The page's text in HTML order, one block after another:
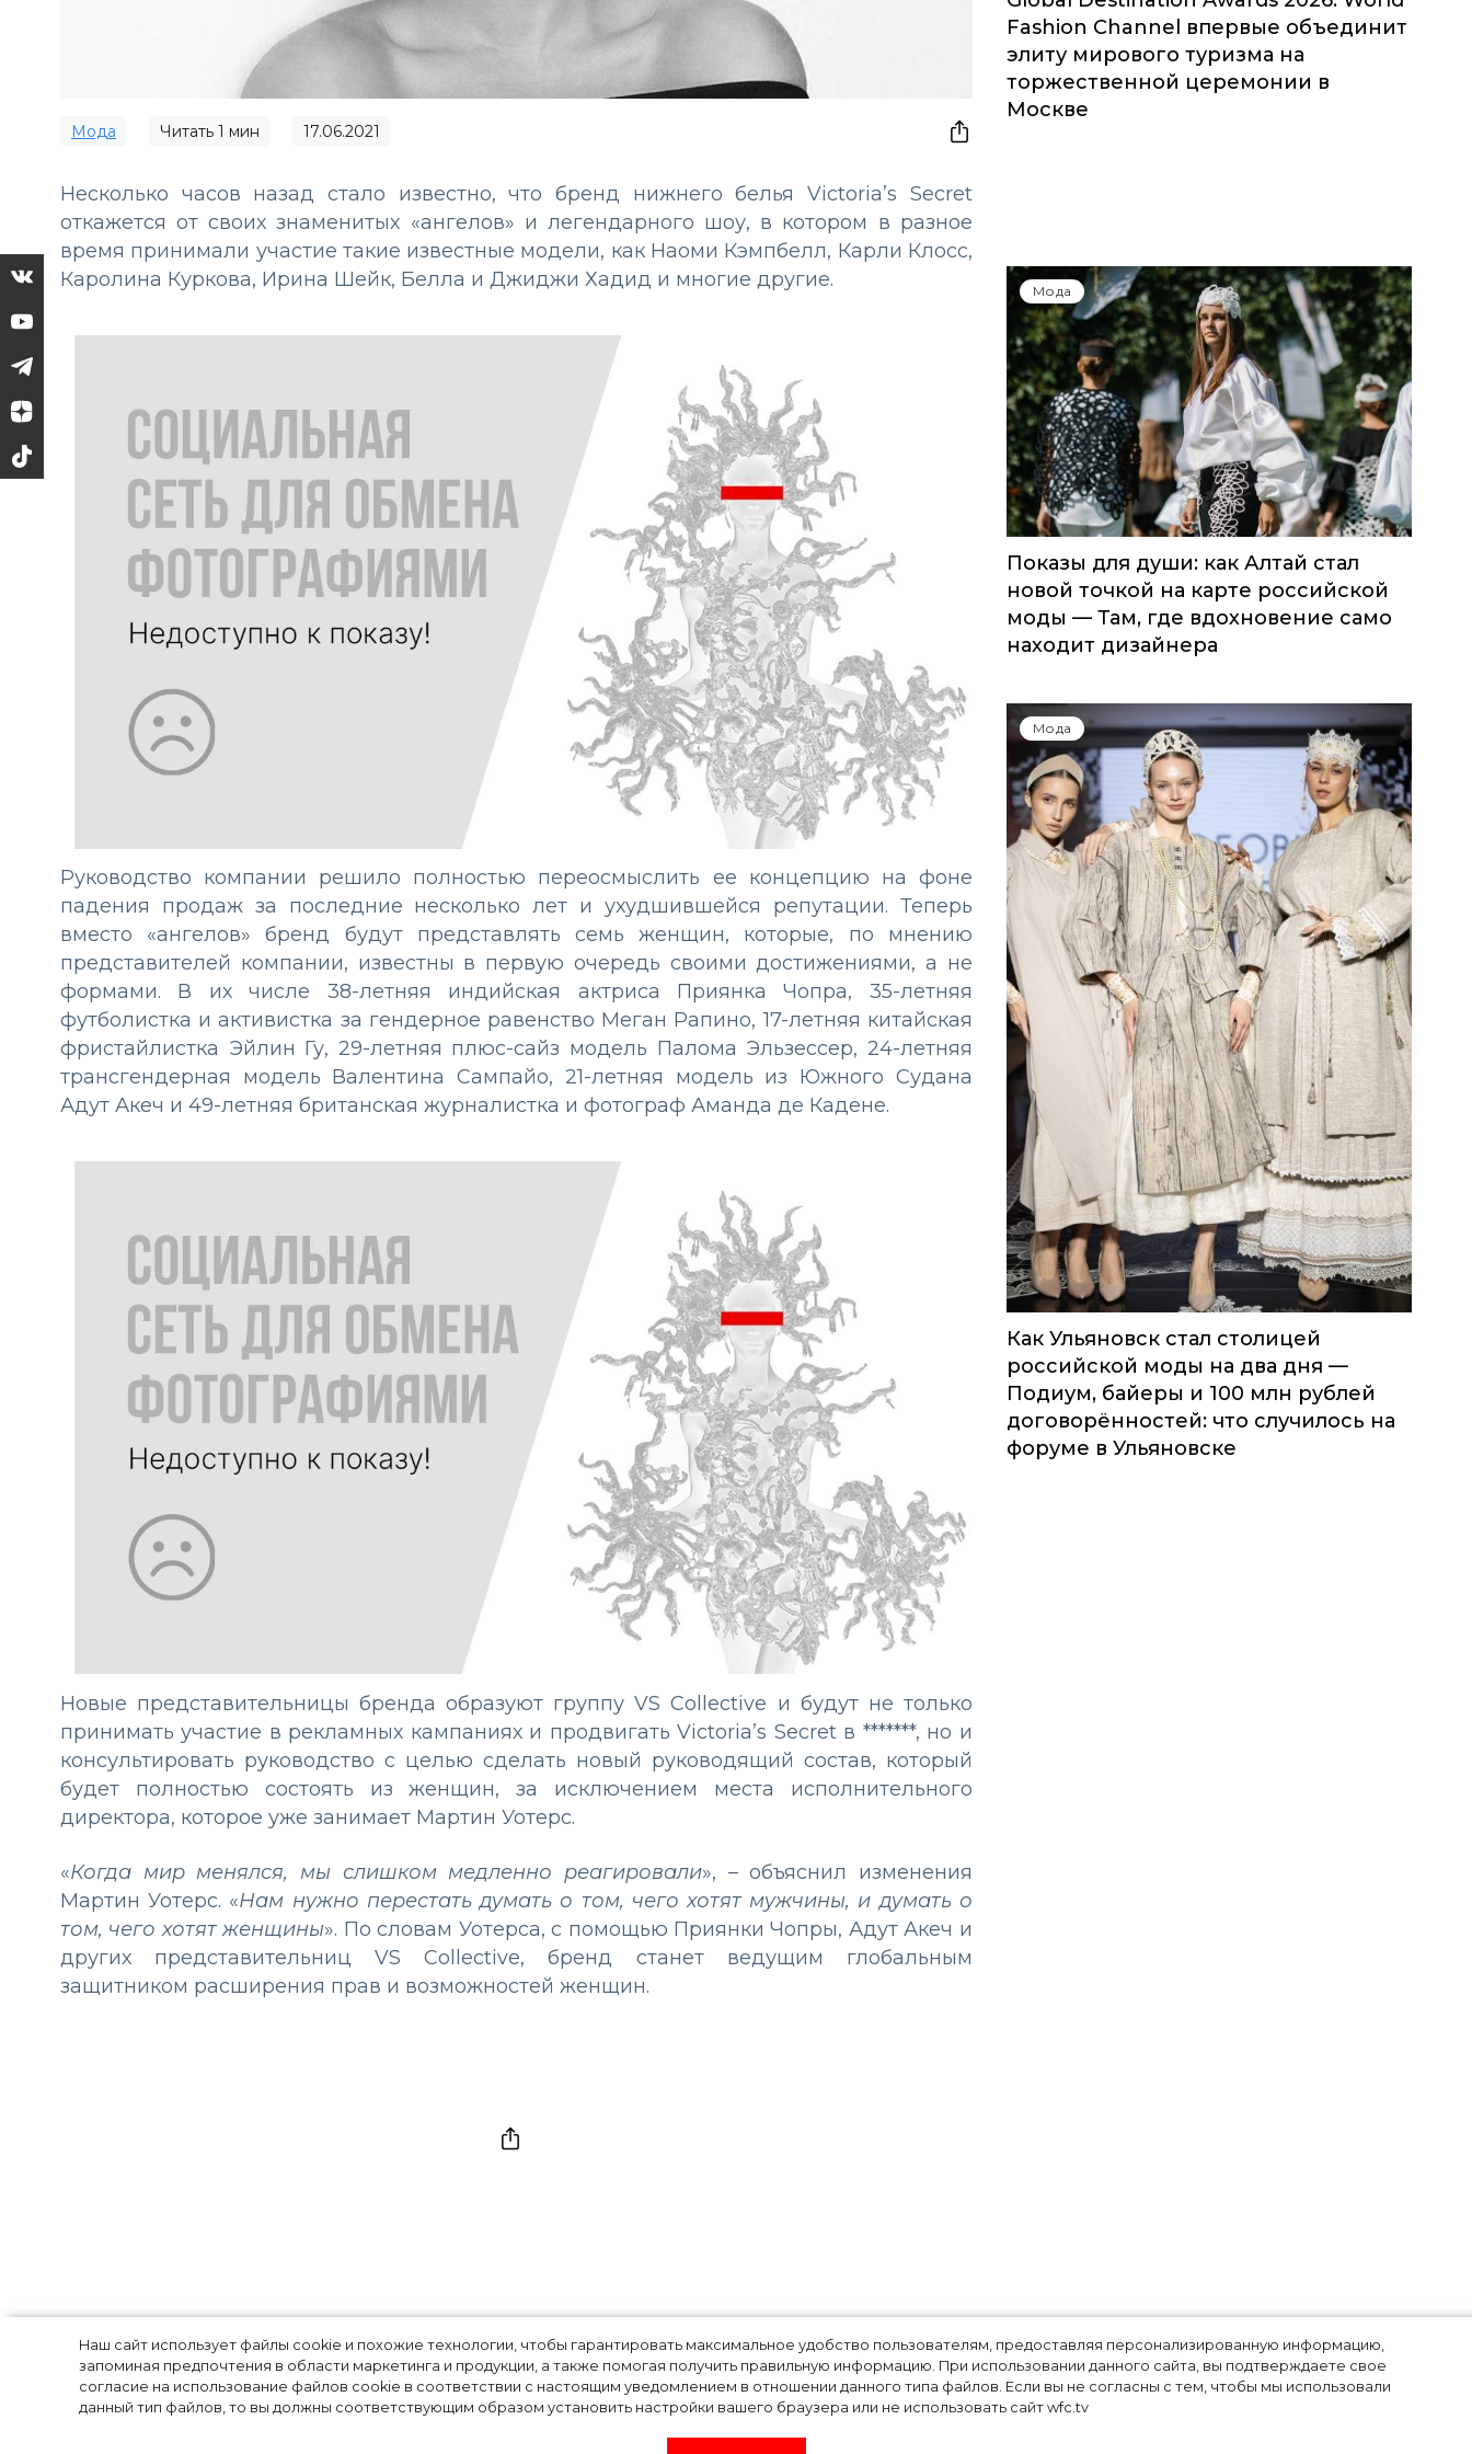
Наш сайт использует файлы cookie и похожие технологии, чтобы гарантировать максимальное удобство пользователям, предоставляя персонализированную информацию,
запоминая предпочтения в области маркетинга и продукции, а также помогая получить правильную информацию. При использовании данного сайта, вы подтверждаете свое
согласие на использование файлов cookie в соответствии с настоящим уведомлением в отношении данного типа файлов. Если вы не согласны с тем, чтобы мы использовали
данный тип файлов, то вы должны соответствующим образом установить настройки вашего браузера или не использовать сайт wfc.tv
Мода Читать 1 мин 17.06.2021
Несколько часов назад стало известно, что бренд нижнего белья Victoria’s Secret
откажется от своих знаменитых «ангелов» и легендарного шоу, в котором в разное
время принимали участие такие известные модели, как Наоми Кэмпбелл, Карли Клосс,
Каролина Куркова, Ирина Шейк, Белла и Джиджи Хадид и многие другие.
Руководство компании решило полностью переосмыслить ее концепцию на фоне
падения продаж за последние несколько лет и ухудшившейся репутации. Теперь
вместо «ангелов» бренд будут представлять семь женщин, которые, по мнению
представителей компании, известны в первую очередь своими достижениями, а не
формами. В их числе 38-летняя индийская актриса Приянка Чопра, 35-летняя
футболистка и активистка за гендерное равенство Меган Рапино, 17-летняя китайская
фристайлистка Эйлин Гу, 29-летняя плюс-сайз модель Палома Эльзессер, 24-летняя
трансгендерная модель Валентина Сампайо, 21-летняя модель из Южного Судана
Адут Акеч и 49-летняя британская журналистка и фотограф Аманда де Кадене.
Новые представительницы бренда образуют группу VS Collective и будут не только
принимать участие в рекламных кампаниях и продвигать Victoria’s Secret в *******, но и
консультировать руководство с целью сделать новый руководящий состав, который
будет полностью состоять из женщин, за исключением места исполнительного
директора, которое уже занимает Мартин Уотерс.
«Когда мир менялся, мы слишком медленно реагировали», – объяснил изменения
Мартин Уотерс. «Нам нужно перестать думать о том, чего хотят мужчины, и думать о
том, чего хотят женщины». По словам Уотерса, с помощью Приянки Чопры, Адут Акеч и
других представительниц VS Collective, бренд станет ведущим глобальным
защитником расширения прав и возможностей женщин.
Fashion Channel впервые объединит
элиту мирового туризма на
торжественной церемонии в
Москве
Мода
Показы для души: как Алтай стал
новой точкой на карте российской
моды — Там, где вдохновение само
находит дизайнера
Мода
Как Ульяновск стал столицей
российской моды на два дня —
Подиум, байеры и 100 млн рублей
договорённостей: что случилось на
форуме в Ульяновске
Привет из 1987 года: какое платье
выбрала Кайли Дженнер для